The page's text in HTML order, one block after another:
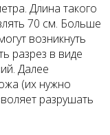
Длина такого
70 см. Больше
возникнуть
разрез в виде
Далее
(их нужно
разрушать